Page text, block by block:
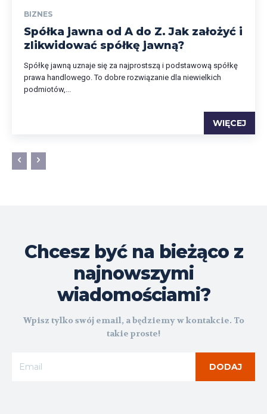
BIZNES
Spółka jawna od A do Z. Jak założyć i
zlikwidować spółkę jawną?
Spółkę jawną uznaje się za najprostszą i podstawową spółkę
prawa handlowego. To dobre rozwiązanie dla niewielkich
podmiotów,...
WIĘCEJ
Chcesz być na bieżąco z
najnowszymi
wiadomościami?
Wpisz tylko swój email, a będziemy w kontakcie. To
takie proste!
DODAJ